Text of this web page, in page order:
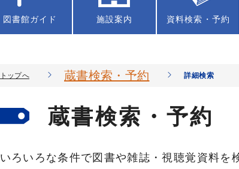
図書館ガイド 施設案内 資料検索・予約
トップへ 蔵書検索・予約 詳細検索
蔵書検索・予約
いろいろな条件で図書や雑誌・視聴覚資料